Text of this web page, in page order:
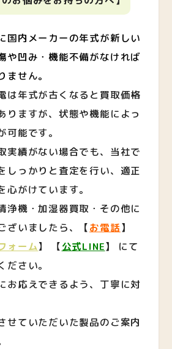
国内メーカーの年式が新しい
や凹み・機能不備がなければ
ません。
は年式が古くなると買取価格
りますが、状態や機能によっ
可能です。
実績がない場合でも、当社で
しっかりと査定を行い、適正
心がけています。
浄機・加湿器買取・その他に
ざいましたら、
【お電話】
ォーム】 【公式LINE】 にて
ださい。
お応えできるよう、丁寧に対
せていただいた製品のご案内